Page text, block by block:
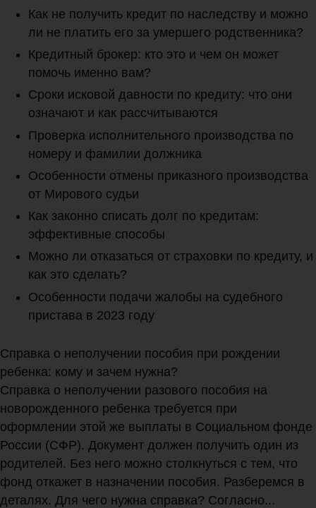
Как не получить кредит по наследству и можно
ли не платить его за умершего родственника?
Кредитный брокер: кто это и чем он может
помочь именно вам?
Сроки исковой давности по кредиту: что они
означают и как рассчитываются
Проверка исполнительного производства по
номеру и фамилии должника
Особенности отмены приказного производства
от Мирового судьи
Как законно списать долг по кредитам:
эффективные способы
Можно ли отказаться от страховки по кредиту, и
как это сделать?
Особенности подачи жалобы на судебного
пристава в 2023 году
Справка о неполучении пособия при рождении
ребенка: кому и зачем нужна?
Справка о неполучении разового пособия на
новорожденного ребенка требуется при
оформлении этой же выплаты в Социальном фонде
России (СФР). Документ должен получить один из
родителей. Без него можно столкнуться с тем, что
фонд откажет в назначении пособия. Разберемся в
деталях. Для чего нужна справка? Согласно...